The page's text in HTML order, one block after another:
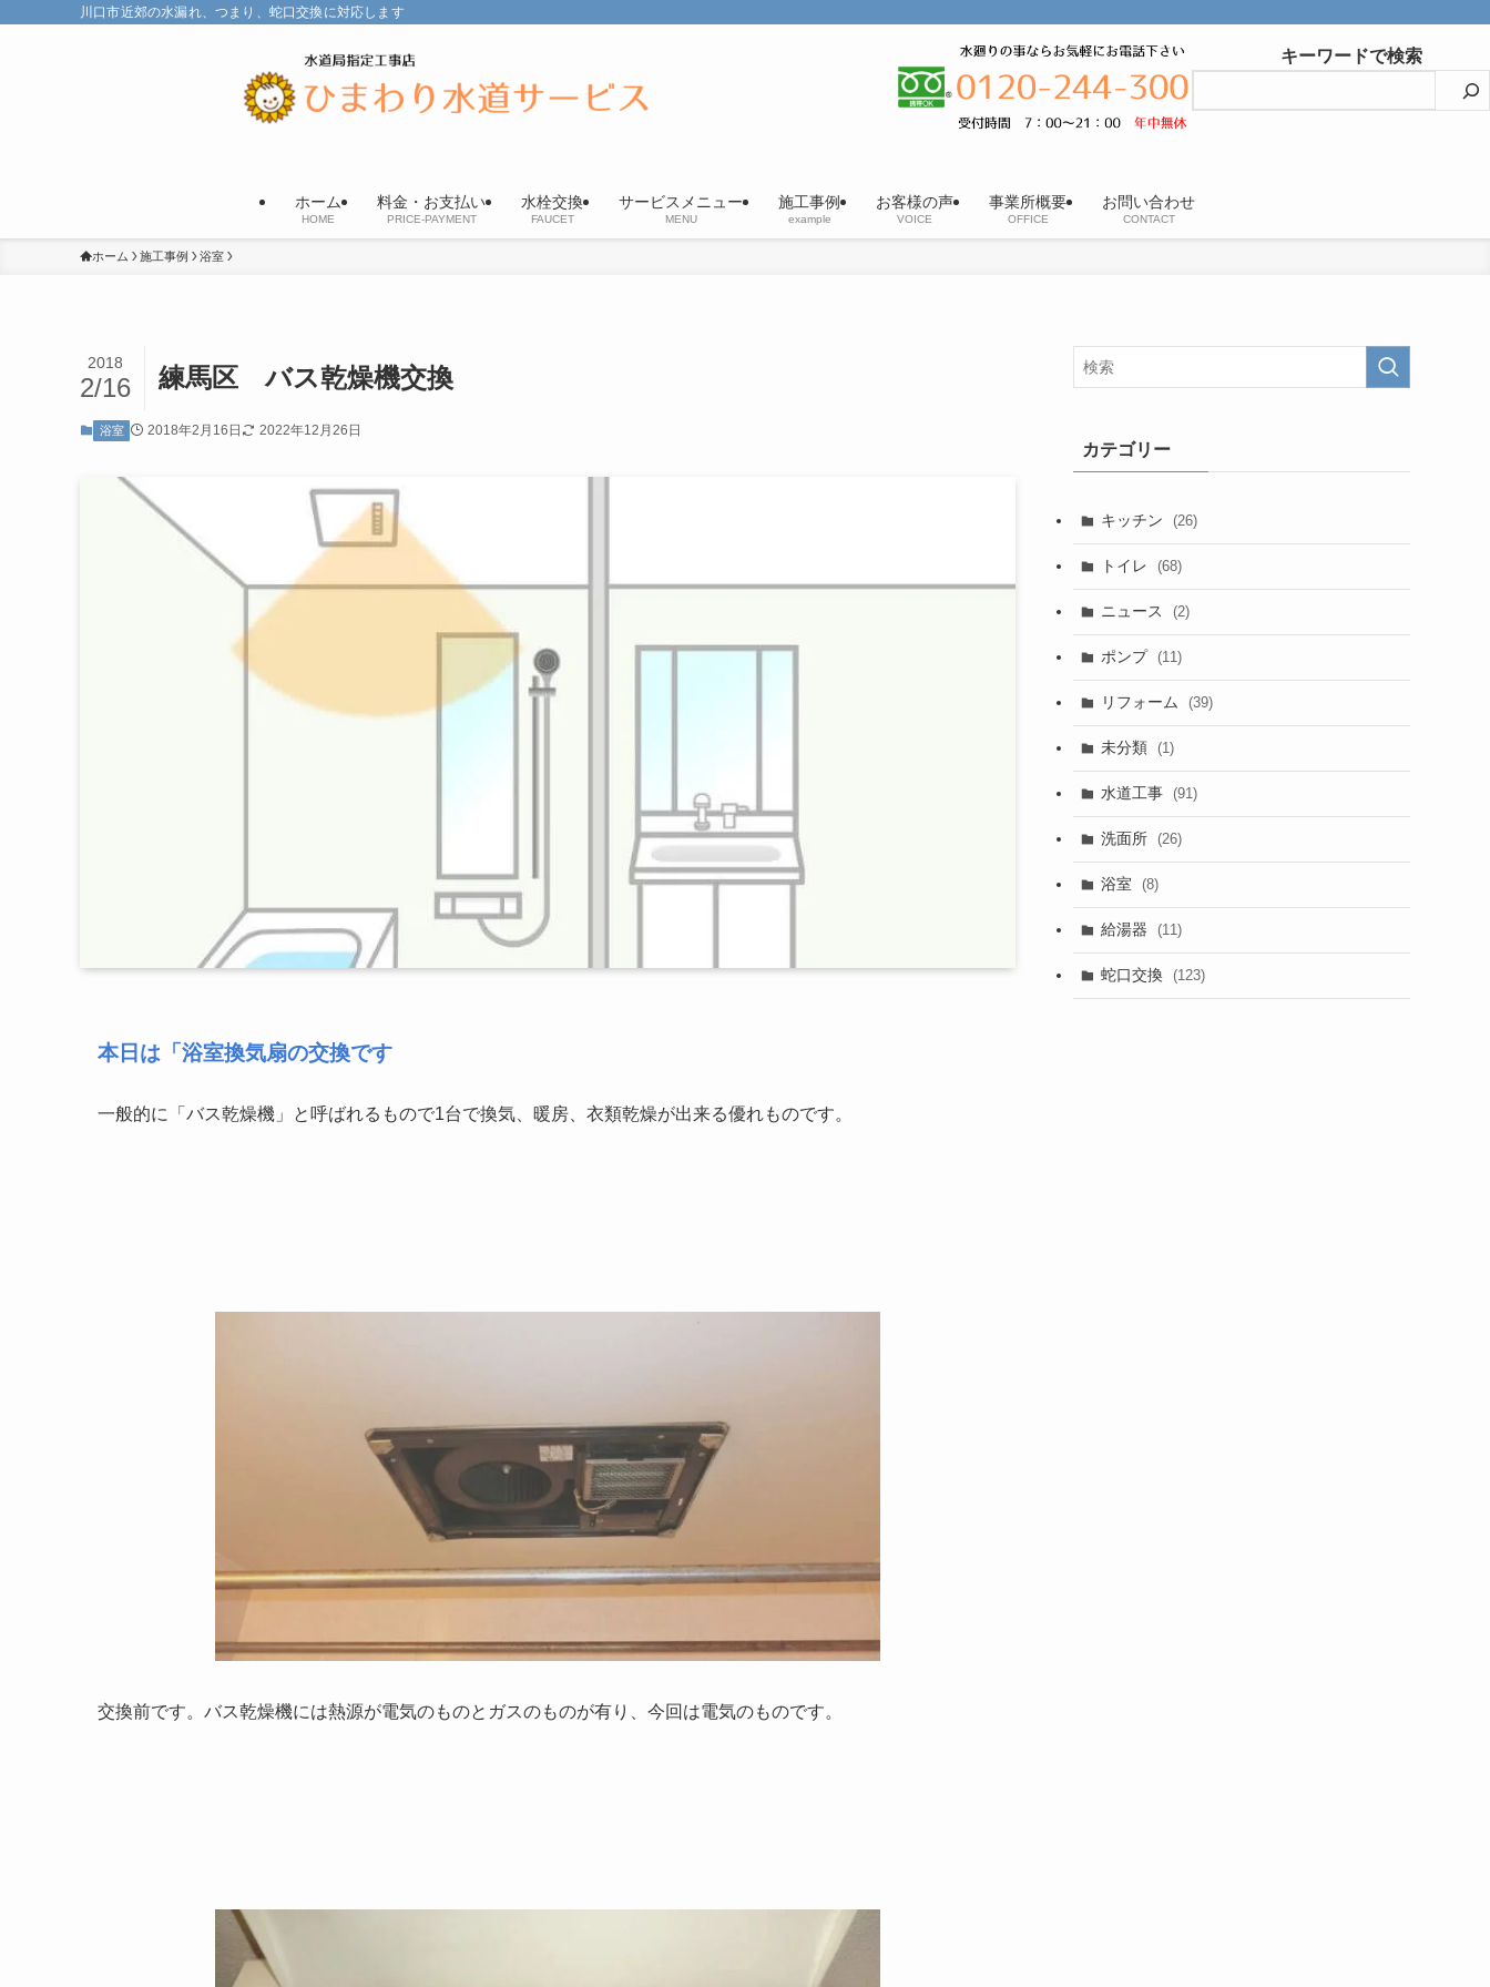
川口市近郊の水漏れ、つまり、蛇口交換に対応します
ホーム
HOME
料金・お支払い
PRICE-PAYMENT
水栓交換
FAUCET
サービスメニュー
MENU
施工事例
example
お客様の声
VOICE
事業所概要
OFFICE
お問い合わせ
CONTACT
キーワードで検索
ホーム 施工事例 浴室
練馬区 バス乾燥機交換
2018
2/16
浴室 2018年2月16日 2022年12月26日
本日は「浴室換気扇の交換です
一般的に「バス乾燥機」と呼ばれるもので1台で換気、暖房、衣類乾燥が出来る優れものです。
交換前です。バス乾燥機には熱源が電気のものとガスのものが有り、今回は電気のものです。
カテゴリー
キッチン (26)
トイレ (68)
ニュース (2)
ポンプ (11)
リフォーム (39)
未分類 (1)
水道工事 (91)
洗面所 (26)
浴室 (8)
給湯器 (11)
蛇口交換 (123)